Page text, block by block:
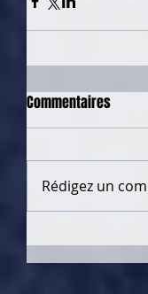
Commentaires
Rédigez un